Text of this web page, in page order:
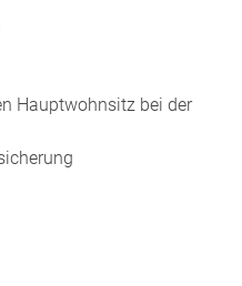
Hauptwohnsitz bei der